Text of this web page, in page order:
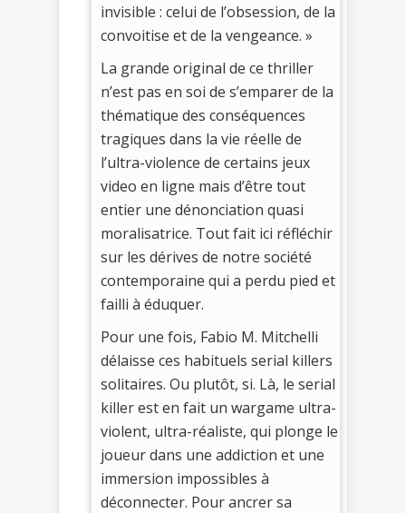
invisible : celui de l’obsession, de la
convoitise et de la vengeance. »
La grande original de ce thriller
n’est pas en soi de s’emparer de la
thématique des conséquences
tragiques dans la vie réelle de
l’ultra-violence de certains jeux
video en ligne mais d’être tout
entier une dénonciation quasi
moralisatrice. Tout fait ici réfléchir
sur les dérives de notre société
contemporaine qui a perdu pied et
failli à éduquer.
Pour une fois, Fabio M. Mitchelli
délaisse ces habituels serial killers
solitaires. Ou plutôt, si. Là, le serial
killer est en fait un wargame ultra-
violent, ultra-réaliste, qui plonge le
joueur dans une addiction et une
immersion impossibles à
déconnecter. Pour ancrer sa